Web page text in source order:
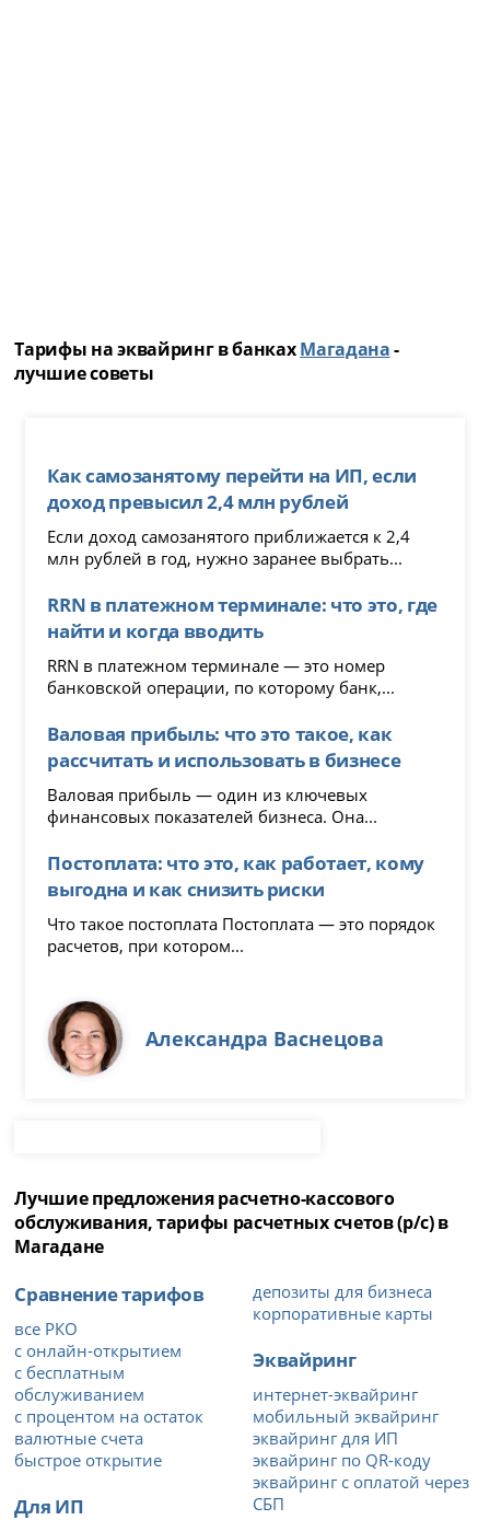
Тарифы на эквайринг в банкахМагадана-
лучшие советы
Как самозанятому перейти на ИП, если
доход превысил 2,4 млн рублей
Если доход самозанятого приближается к 2,4
млн рублей в год, нужно заранее выбрать...
RRN в платежном терминале: что это, где
найти и когда вводить
RRN в платежном терминале — это номер
банковской операции, по которому банк,...
Валовая прибыль: что это такое, как
рассчитать и использовать в бизнесе
Валовая прибыль — один из ключевых
финансовых показателей бизнеса. Она...
Постоплата: что это, как работает, кому
выгодна и как снизить риски
Что такое постоплата Постоплата — это порядок
расчетов, при котором...
Александра Васнецова
Лучшие предложения расчетно-кассового
обслуживания, тарифы расчетных счетов (р/с) в
Магадане
Сравнение тарифов
все РКО
с онлайн-открытием
с бесплатным
обслуживанием
с процентом на остаток
валютные счета
быстрое открытие
Для ИП
депозиты для бизнеса
корпоративные карты
Эквайринг
интернет-эквайринг
мобильный эквайринг
эквайринг для ИП
эквайринг по QR-коду
эквайринг с оплатой через
СБП